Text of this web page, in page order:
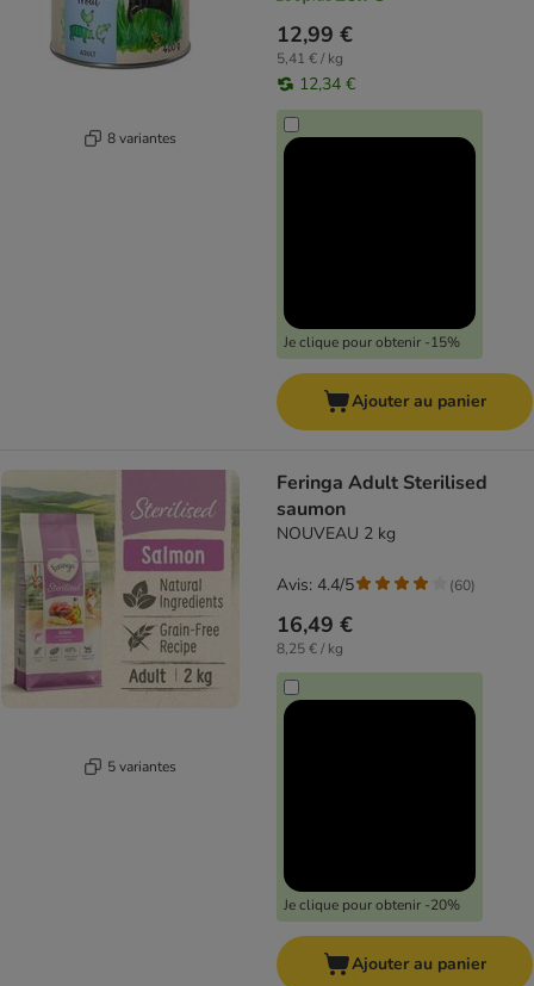
8 variantes
12,99 €
5,41 € / kg
12,34 €
Je clique pour obtenir -15%
Ajouter au panier
5 variantes
Feringa Adult Sterilised
saumon
NOUVEAU 2 kg
16,49 €
8,25 € / kg
Je clique pour obtenir -20%
Avis: 4.4/5 (60)
Ajouter au panier